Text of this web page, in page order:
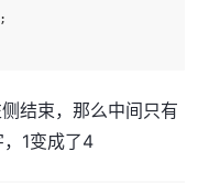
结束，那么中间只有
1变成了4